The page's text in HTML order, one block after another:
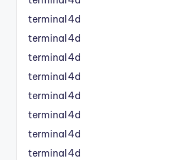
terminal4d
terminal4d
terminal4d
terminal4d
terminal4d
terminal4d
terminal4d
terminal4d